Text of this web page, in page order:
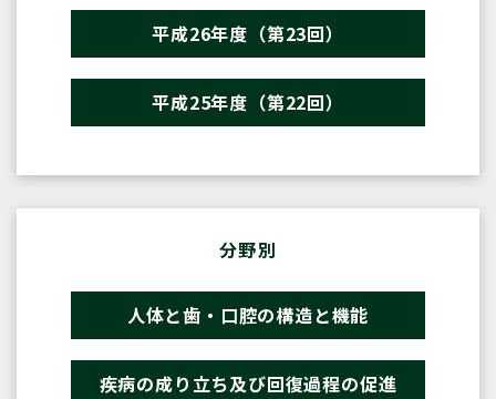
平成26年度（第23回）
平成25年度（第22回）
分野別
人体と歯・口腔の構造と機能
疾病の成り立ち及び回復過程の促進